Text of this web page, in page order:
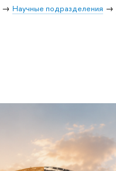
Научные подразделения